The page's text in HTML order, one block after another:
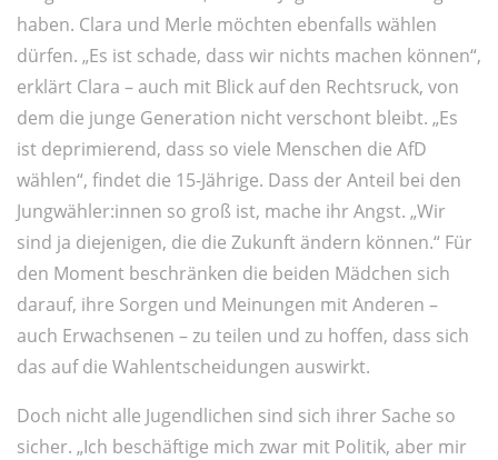
haben. Clara und Merle möchten ebenfalls wählen
dürfen. „Es ist schade, dass wir nichts machen können“,
erklärt Clara – auch mit Blick auf den Rechtsruck, von
dem die junge Generation nicht verschont bleibt. „Es
ist deprimierend, dass so viele Menschen die AfD
wählen“, findet die 15-Jährige. Dass der Anteil bei den
Jungwähler:innen so groß ist, mache ihr Angst. „Wir
sind ja diejenigen, die die Zukunft ändern können.“ Für
den Moment beschränken die beiden Mädchen sich
darauf, ihre Sorgen und Meinungen mit Anderen –
auch Erwachsenen – zu teilen und zu hoffen, dass sich
das auf die Wahlentscheidungen auswirkt.
Doch nicht alle Jugendlichen sind sich ihrer Sache so
sicher. „Ich beschäftige mich zwar mit Politik, aber mir